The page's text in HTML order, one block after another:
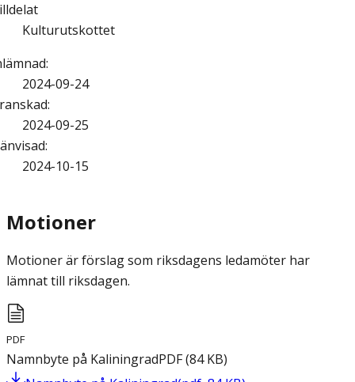
Kulturutskottet
:
2024-09-24
:
2024-09-25
:
2024-10-15
Motioner
Motioner är förslag som riksdagens ledamöter har
lämnat till riksdagen.
PDF
Namnbyte på KaliningradPDF(84 KB)